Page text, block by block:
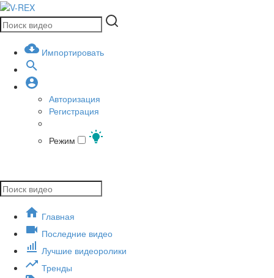
Импортировать
Авторизация
Регистрация
Режим
Главная
Последние видео
Лучшие видеоролики
Тренды